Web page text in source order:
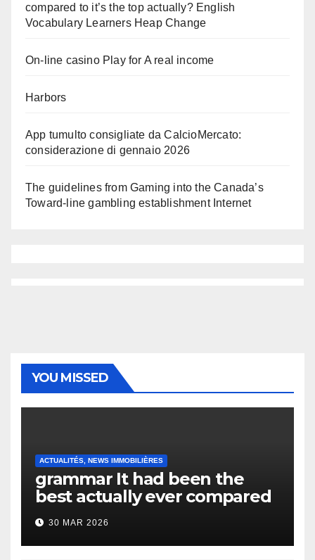
compared to it’s the top actually? English
Vocabulary Learners Heap Change
On-line casino Play for A real income
Harbors
App tumulto consigliate da CalcioMercato:
considerazione di gennaio 2026
The guidelines from Gaming into the Canada’s
Toward-line gambling establishment Internet
YOU MISSED
ACTUALITÉS, NEWS IMMOBILIÈRES
grammar It had been the
best actually ever compared
to it’s the top actually?
English Vocabulary Learners
Heap Change
30 MAR 2026